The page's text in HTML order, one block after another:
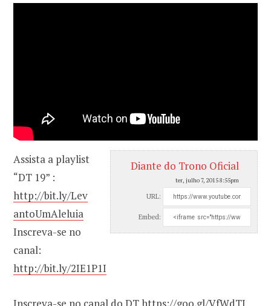
Diante do Trono Oficial
ter, julho 7, 2015 8:55pm
URL:
Embed:
Assista a playlist
“DT 19” :
http://bit.ly/Lev
antoUmAleluia
Inscreva-se no
canal:
http://bit.ly/2IE1P1I
Inscreva-se no canal do DThttps://goo.gl/VfWdTJ